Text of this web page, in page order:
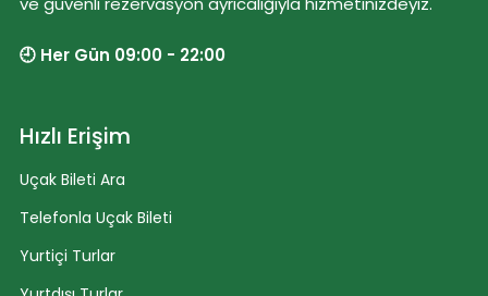
🕘 Her Gün 09:00 - 22:00
Hızlı Erişim
Uçak Bileti Ara
Telefonla Uçak Bileti
Yurtiçi Turlar